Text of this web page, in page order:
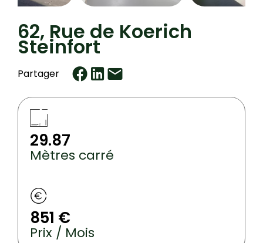
62, Rue de Koerich
Steinfort
Partager
29.87
Mètres carré
851 €
Prix / Mois